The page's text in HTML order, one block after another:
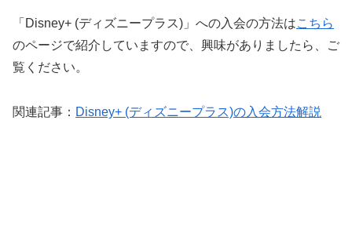
「Disney+ (ディズニープラス)」への入会の方法はこちら
のページで紹介していますので、興味がありましたら、ご
覧ください。
関連記事： Disney+ (ディズニープラス)の入会方法解説